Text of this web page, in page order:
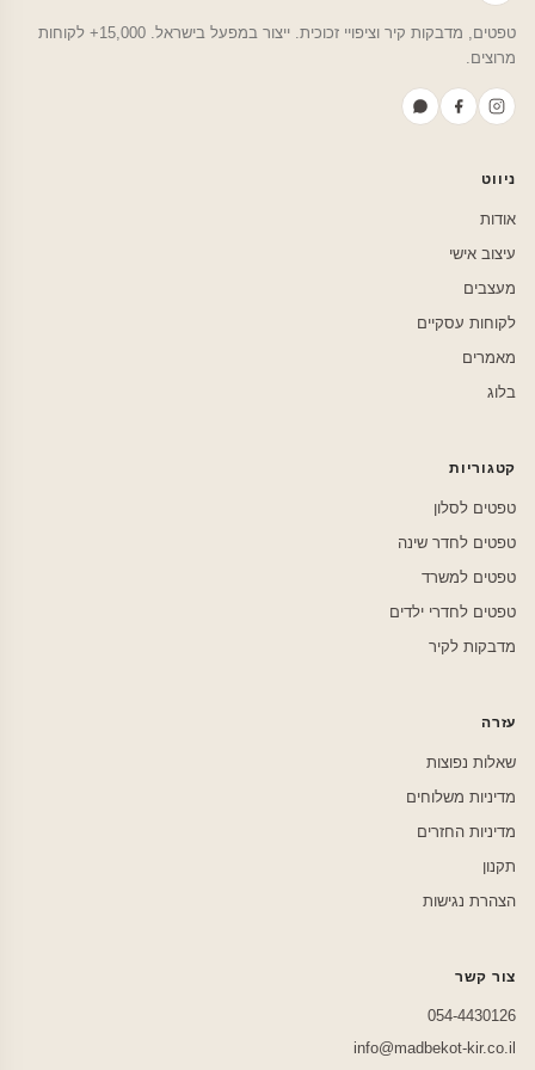
טפטים, מדבקות קיר וציפויי זכוכית. ייצור במפעל בישראל. 15,000+ לקוחות
מרוצים.
ניווט
אודות
עיצוב אישי
מעצבים
לקוחות עסקיים
מאמרים
בלוג
קטגוריות
טפטים לסלון
טפטים לחדר שינה
טפטים למשרד
טפטים לחדרי ילדים
מדבקות לקיר
עזרה
שאלות נפוצות
מדיניות משלוחים
מדיניות החזרים
תקנון
הצהרת נגישות
צור קשר
054-4430126
info@madbekot-kir.co.il